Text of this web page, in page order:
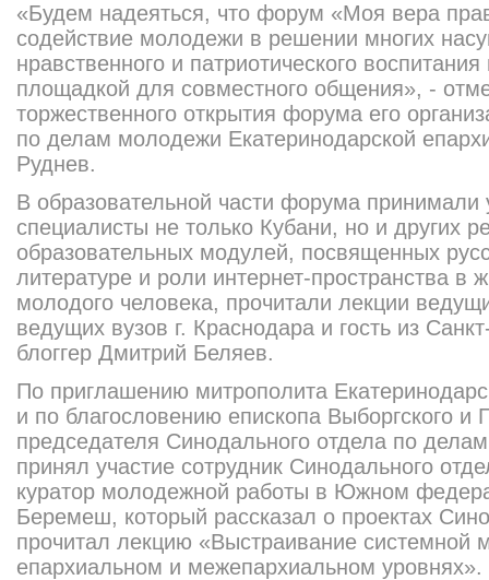
«Будем надеяться, что форум «Моя вера
содействие молодежи в решении многих
нравственного и патриотического воспитания
площадкой для совместного общения», ­-
торжественного открытия форума его
по делам молодежи Екатеринодарской
Руднев.
В образовательной части форума принимали
специалисты не только Кубани, но и других
образовательных модулей, посвященных
литературе и роли интернет-пространства в
молодого человека, прочитали лекции
ведущих вузов г. Краснодара и гость из
блоггер Дмитрий Беляев.
По приглашению митрополита
и по благословению епископа Выборгского и
председателя Синодального отдела по
принял участие сотрудник Синодального
куратор молодежной работы в Южном
Беремеш, который рассказал о проектах
прочитал лекцию «Выстраивание системной
епархиальном и межепархиальном уровнях».